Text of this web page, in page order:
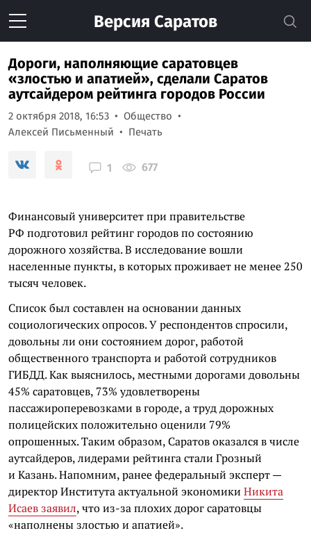
Версия Саратов
Дороги, наполняющие саратовцев
«злостью и апатией», сделали Саратов
аутсайдером рейтинга городов России
2 октября 2018, 16:53
Общество
Алексей Письменный
Печать
1 677
Финансовый университет при правительстве
РФ подготовил рейтинг городов по состоянию
дорожного хозяйства. В исследование вошли
населенные пункты, в которых проживает не менее 250
тысяч человек.
Список был составлен на основании данных
социологических опросов. У респондентов спросили,
довольны ли они состоянием дорог, работой
общественного транспорта и работой сотрудников
ГИБДД. Как выяснилось, местными дорогами довольны
45% саратовцев, 73% удовлетворены
пассажироперевозками в городе, а труд дорожных
полицейских положительно оценили 79%
опрошенных. Таким образом, Саратов оказался в числе
аутсайдеров, лидерами рейтинга стали Грозный
и Казань. Напомним, ранее федеральный эксперт —
директор Института актуальной экономики Никита
Исаев заявил, что из-за плохих дорог саратовцы
«наполнены злостью и апатией».